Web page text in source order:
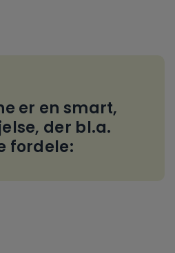
er en smart,
der bl.a.
fordele: